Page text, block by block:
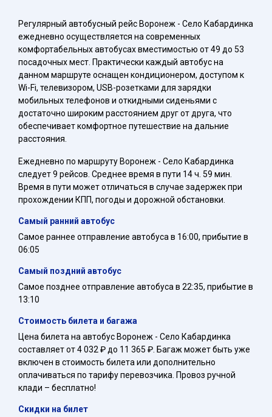
Регулярный автобусный рейс Воронеж - Село Кабардинка
ежедневно осуществляется на современных
комфортабельных автобусах вместимостью от 49 до 53
посадочных мест. Практически каждый автобус на
данном маршруте оснащен кондиционером, доступом к
Wi-Fi, телевизором, USB-розетками для зарядки
мобильных телефонов и откидными сиденьями с
достаточно широким расстоянием друг от друга, что
обеспечивает комфортное путешествие на дальние
расстояния.
Ежедневно по маршруту Воронеж - Село Кабардинка
следует 9 рейсов. Среднее время в пути 14 ч. 59 мин.
Время в пути может отличаться в случае задержек при
прохождении КПП, погоды и дорожной обстановки.
Самый ранний автобус
Самое раннее отправление автобуса в 16:00, прибытие в
06:05
Самый поздний автобус
Самое позднее отправление автобуса в 22:35, прибытие в
13:10
Стоимость билета и багажа
Цена билета на автобус Воронеж - Село Кабардинка
составляет от 4 032 ₽ до 11 365 ₽. Багаж может быть уже
включен в стоимость билета или дополнительно
оплачиваться по тарифу перевозчика. Провоз ручной
клади – бесплатно!
Скидки на билет